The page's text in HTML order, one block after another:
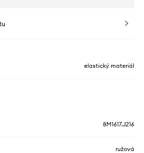
elastický materiál
8M1617.J216
ružová